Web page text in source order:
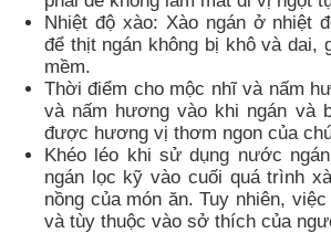
Nhiệt độ xào: Xào ngán ở nhiệt
để thịt ngán không bị khô và dai,
mềm.
Thời điểm cho mộc nhĩ và nấm
và nấm hương vào khi ngán và
được hương vị thơm ngon của
Khéo léo khi sử dụng nước
ngán lọc kỹ vào cuối quá trình
nồng của món ăn. Tuy nhiên,
và tùy thuộc vào sở thích của